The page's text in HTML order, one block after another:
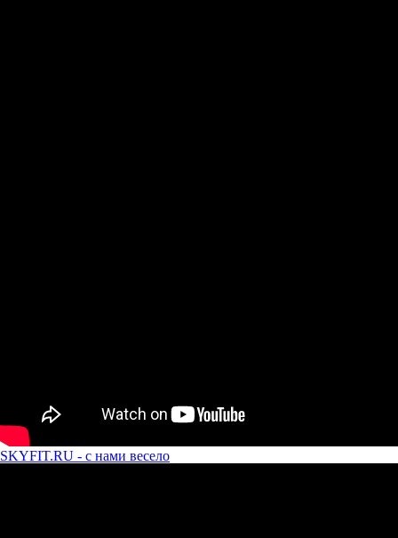
SKYFIT.RU - с нами весело